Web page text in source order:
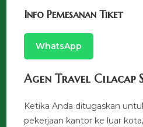
Info Pemesanan Tiket
WhatsApp
Agen Travel Cilacap
Ketika Anda ditugaskan
pekerjaan kantor ke luar